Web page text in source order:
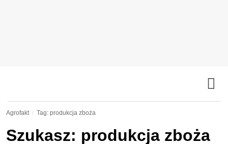
Agrofakt Tag: produkcja zboża
Szukasz: produkcja zboża